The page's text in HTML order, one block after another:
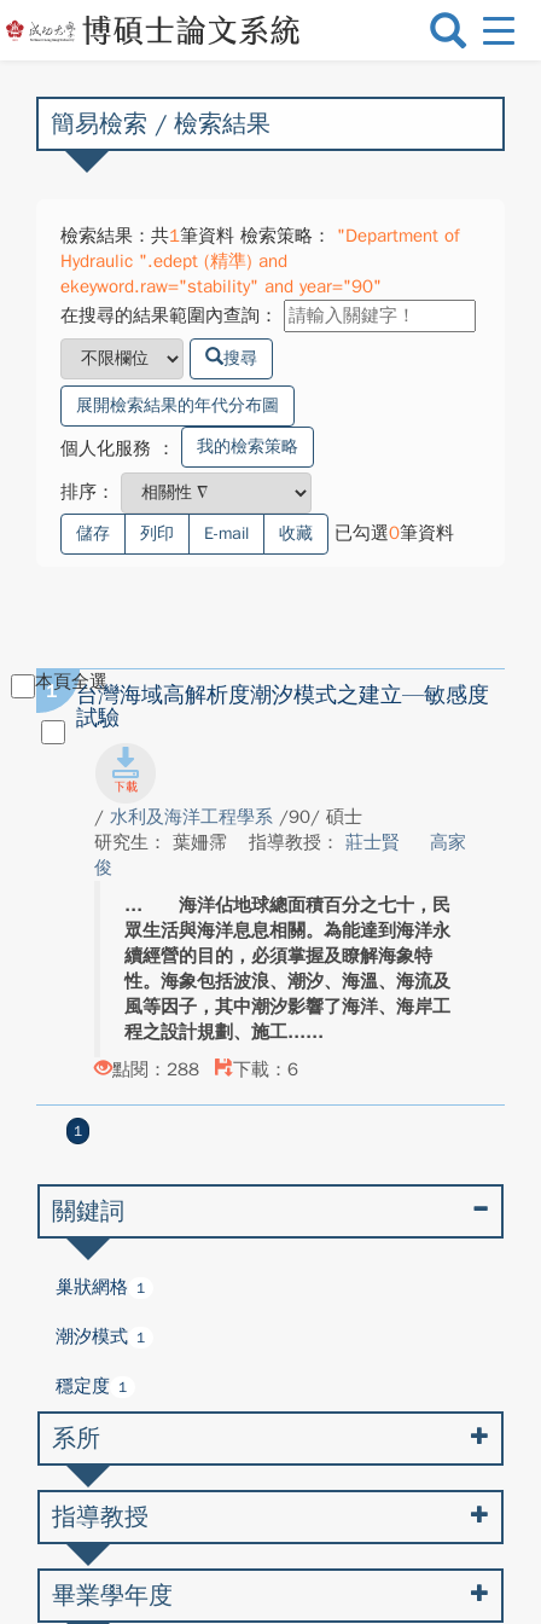
選
換
簡易檢索 / 檢索結果
檢索結果：共1筆資料 檢索策略：
"Department of
Hydraulic ".edept (精準) and
ekeyword.raw="stability" and year="90"
在搜尋的結果範圍內查詢：
搜尋
展開檢索結果的年代分布圖
個人化服務 ： 我的檢索策略
排序：
儲存 列印 E-mail 收藏 已勾選0筆資料
本頁全選
1
台灣海域高解析度潮汐模式之建立—敏感度
試驗
/ 水利及海洋工程學系 /90/ 碩士
研究生： 葉姍霈
指導教授： 莊士賢
高家
俊
海洋佔地球總面積百分之七十，民
眾生活與海洋息息相關。為能達到海洋永
續經營的目的，必須掌握及瞭解海象特
性。海象包括波浪、潮汐、海溫、海流及
風等因子，其中潮汐影響了海洋、海岸工
程之設計規劃、施工...
點閱：288
下載：6
1
關鍵詞
巢狀網格 1
潮汐模式 1
穩定度 1
系所
指導教授
畢業學年度